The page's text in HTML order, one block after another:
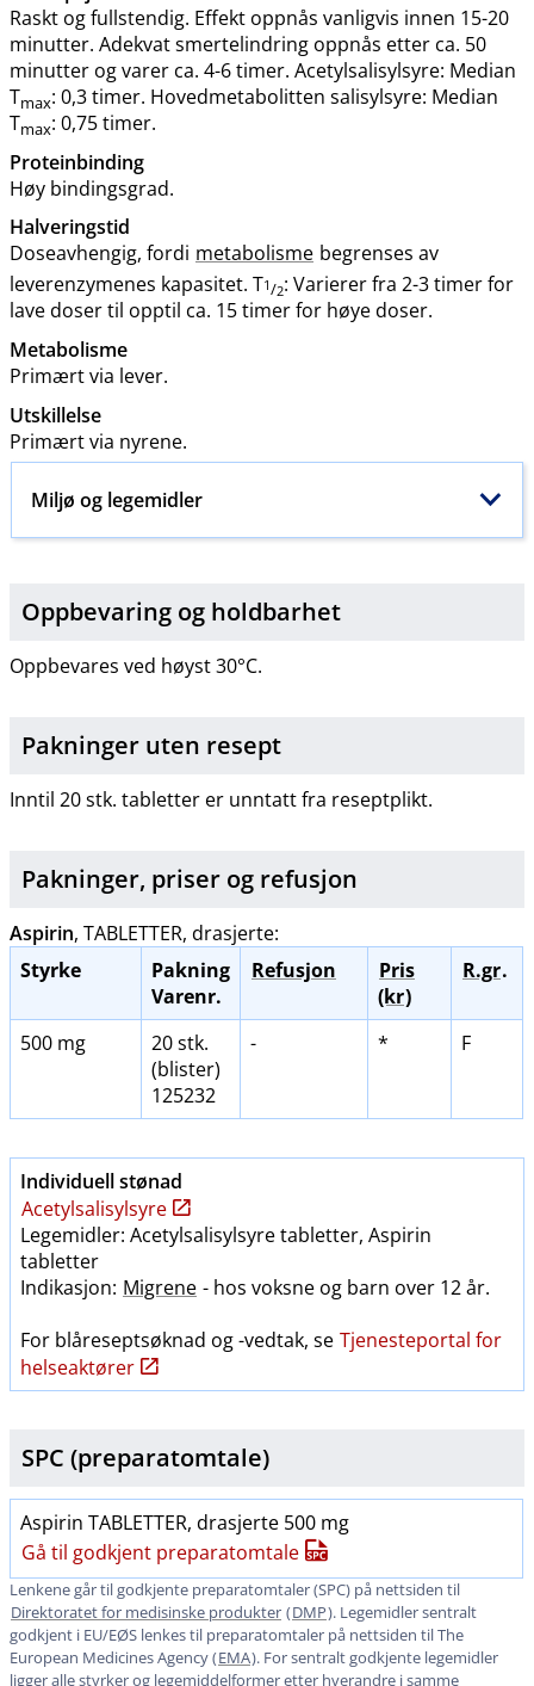
Raskt og fullstendig. Effekt oppnås vanligvis innen 15-20
minutter. Adekvat smertelindring oppnås etter ca. 50
minutter og varer ca. 4-6 timer. Acetylsalisylsyre: Median
Tmax: 0,3 timer. Hovedmetabolitten salisylsyre: Median
Tmax: 0,75 timer.
Proteinbinding
Høy bindingsgrad.
Halveringstid
Doseavhengig, fordi metabolisme begrenses av
leverenzymenes kapasitet. T1/2: Varierer fra 2-3 timer for
lave doser til opptil ca. 15 timer for høye doser.
Metabolisme
Primært via lever.
Utskillelse
Primært via nyrene.
Miljø og legemidler
Oppbevaring og holdbarhet
Oppbevares ved høyst 30°C.
Pakninger uten resept
Inntil 20 stk. tabletter er unntatt fra reseptplikt.
Pakninger, priser og refusjon
Aspirin, TABLETTER, drasjerte:
Styrke
Pakning
Varenr.
Refusjon
Pris
(kr)
R.gr.
500 mg
20 stk.
(blister)
125232
- * F
Individuell stønad
Acetylsalisylsyre
Legemidler: Acetylsalisylsyre tabletter, Aspirin
tabletter
Indikasjon: Migrene - hos voksne og barn over 12 år.
For blåreseptsøknad og -vedtak, se Tjenesteportal for
helseaktører
SPC (preparatomtale)
Aspirin TABLETTER, drasjerte 500 mg
Gå til godkjent preparatomtale
Lenkene går til godkjente preparatomtaler (SPC) på nettsiden til
Direktoratet for medisinske produkter (DMP). Legemidler sentralt
godkjent i EU​/​EØS lenkes til preparatomtaler på nettsiden til The
European Medicines Agency (EMA). For sentralt godkjente legemidler
ligger alle styrker og legemiddelformer etter hverandre i samme